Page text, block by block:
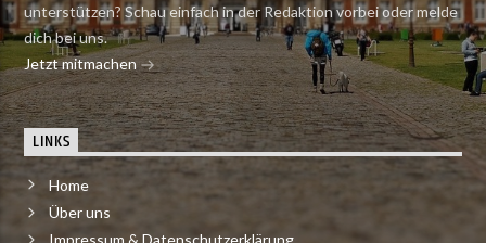
unterstützen? Schau einfach in der Redaktion vorbei oder melde
dich bei uns.
Jetzt mitmachen
LINKS
Home
Über uns